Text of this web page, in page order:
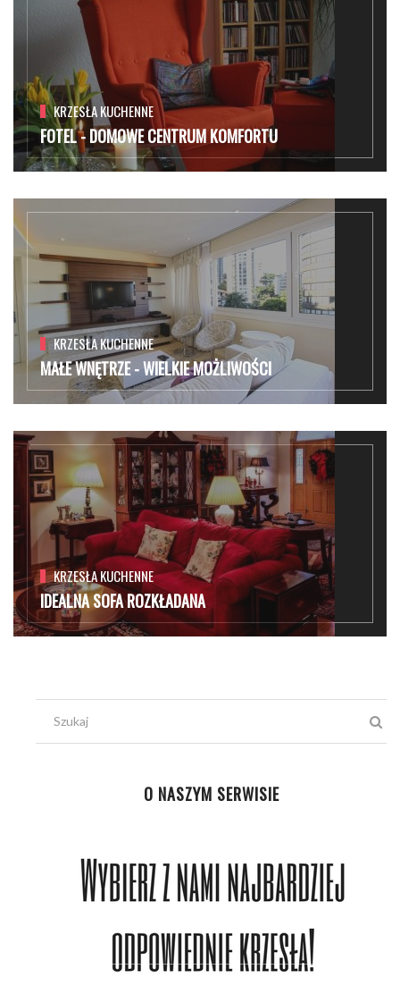
KRZESŁA KUCHENNE
FOTEL - DOMOWE CENTRUM KOMFORTU
KRZESŁA KUCHENNE
MAŁE WNĘTRZE - WIELKIE MOŻLIWOŚCI
KRZESŁA KUCHENNE
IDEALNA SOFA ROZKŁADANA
O NASZYM SERWISIE